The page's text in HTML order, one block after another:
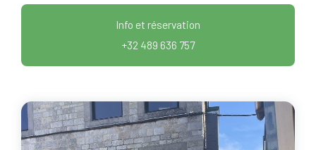
Info et réservation
+32 489 636 757